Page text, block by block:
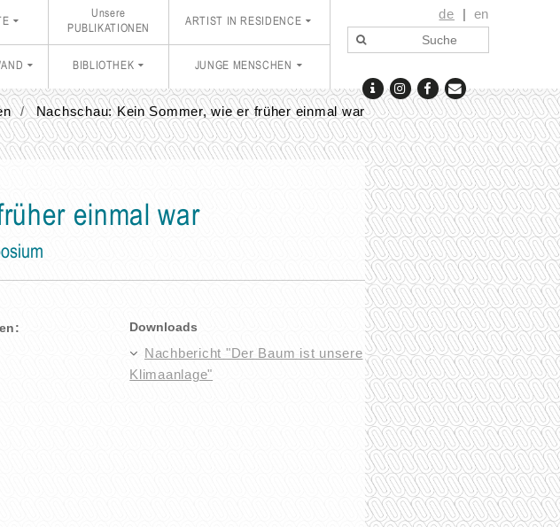
de en
Unsere
PUBLIKATIONEN
ARTIST IN RESIDENCE
BIBLIOTHEK JUNGE MENSCHEN
Nachschau: Kein Sommer, wie er früher einmal war
einmal war
Downloads
Nachbericht "Der Baum ist unsere
Klimaanlage"